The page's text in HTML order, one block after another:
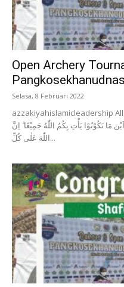
Open Archery
Selasa, 8 Februari 2022
azzakiyahislamicleadership
مَا تَكُوْنُوْا يَأْتِ بِكُمُ اللّٰهُ جَمِيْعًا ۗ اِنَّ
اللّٰهَ عَلٰى كُلِّ...